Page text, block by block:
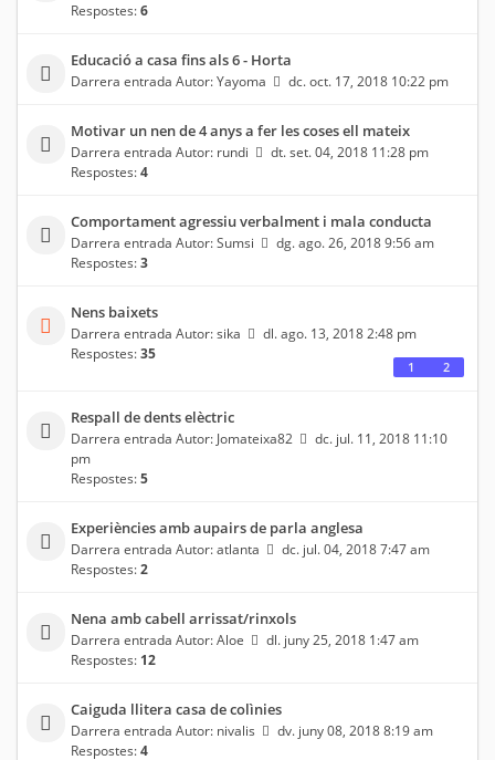
Respostes:6
Educació a casa fins als 6 - Horta
Darrera entrada Autor:Yayoma dc. oct. 17, 2018 10:22 pm
Motivar un nen de 4 anys a fer les coses ell mateix
Darrera entrada Autor: rundi
dt. set. 04, 2018 11:28 pm
Respostes:4
Comportament agressiu verbalment i mala conducta
Darrera entrada Autor:Sumsi
dg. ago. 26, 2018 9:56 am
Respostes:3
Nens baixets
Darrera entrada Autor:sika
dl. ago. 13, 2018 2:48 pm
Respostes:35
1 2
Respall de dents elèctric
Darrera entrada Autor: Jomateixa82
dc. jul. 11, 2018 11:10
pm
Respostes:5
Experiències amb aupairs de parla anglesa
Darrera entrada Autor:atlanta
dc. jul. 04, 2018 7:47 am
Respostes:2
Nena amb cabell arrissat/rinxols
Darrera entrada Autor:Aloe
dl. juny 25, 2018 1:47 am
Respostes: 12
Caiguda llitera casa de colìnies
Darrera entrada Autor: nivalis
dv. juny 08, 2018 8:19 am
Respostes:4